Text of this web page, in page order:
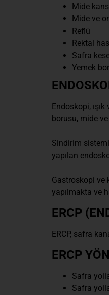
Mide
Mide ve
Reflü
Rektal
Safra
Yemek
Endoskopi,
borusu, mide
Sindirim
yapılan
Gastroskopi ve
yapılmakta ve
ERCP
ERCP, safra
ERCP
Safra
Safra